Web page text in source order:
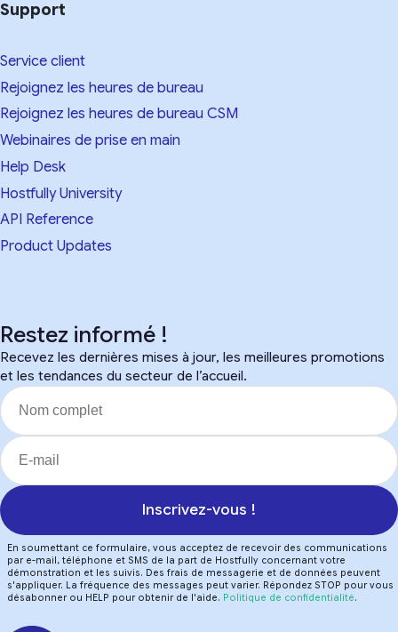
Support
Service client
Rejoignez les heures de bureau
Rejoignez les heures de bureau CSM
Webinaires de prise en main
Help Desk
Hostfully University
API Reference
Product Updates
Restez informé !
Recevez les dernières mises à jour, les meilleures promotions
et les tendances du secteur de l’accueil.
Inscrivez-vous !
En soumettant ce formulaire, vous acceptez de recevoir des communications
par e-mail, téléphone et SMS de la part de Hostfully concernant votre
démonstration et les suivis. Des frais de messagerie et de données peuvent
s'appliquer. La fréquence des messages peut varier. Répondez STOP pour vous
désabonner ou HELP pour obtenir de l'aide. Politique de confidentialité.